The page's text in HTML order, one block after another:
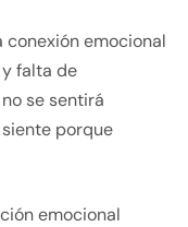
conexión emocional
falta de
se sentirá
porque
emocional